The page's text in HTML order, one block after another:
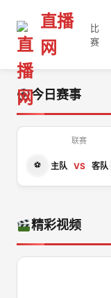
直播
网
比
赛
今日赛事
联赛
主队 VS 客队
精彩视频